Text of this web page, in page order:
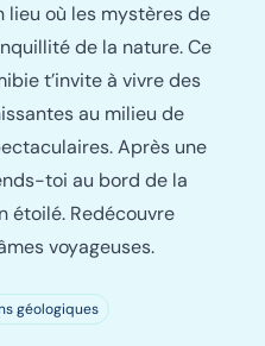
lieu où les mystères de
de la nature. Ce
t’invite à vivre des
au milieu de
Après une
toi au bord de la
étoilé. Redécouvre
voyageuses.
géologiques